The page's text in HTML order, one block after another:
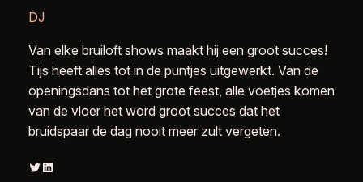
DJ
Van elke bruiloft shows maakt hij een groot succes!
Tijs heeft alles tot in de puntjes uitgewerkt. Van de
openingsdans tot het grote feest, alle voetjes komen
van de vloer het word groot succes dat het
bruidspaar de dag nooit meer zult vergeten.
Twitter LinkedIn